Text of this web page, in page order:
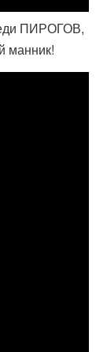
ПИРОГОВ,
манник!